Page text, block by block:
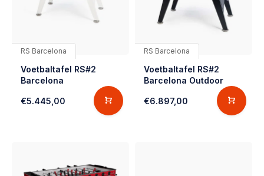
RS Barcelona
Voetbaltafel RS#2
Barcelona
€5.445,00
RS Barcelona
Voetbaltafel RS#2
Barcelona Outdoor
€6.897,00